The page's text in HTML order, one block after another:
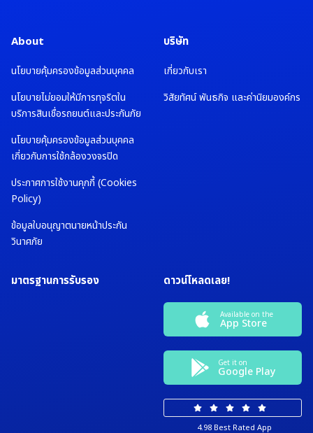
About
นโยบายคุ้มครองข้อมูลส่วนบุคคล
นโยบายไม่ยอมให้มีการทุจริตใน
บริการสินเชื่อรถยนต์และประกันภัย
นโยบายคุ้มครองข้อมูลส่วนบุคคล
เกี่ยวกับการใช้กล้องวงจรปิด
ประกาศการใช้งานคุกกี้ (Cookies
Policy)
ข้อมูลใบอนุญาตนายหน้าประกัน
วินาศภัย
บริษัท
เกี่ยวกับเรา
วิสัยทัศน์ พันธกิจ และค่านิยมองค์กร
มาตรฐานการรับรอง ดาวน์โหลดเลย!
Available on the
App Store
Get it on
Google Play
4.98 Best Rated App